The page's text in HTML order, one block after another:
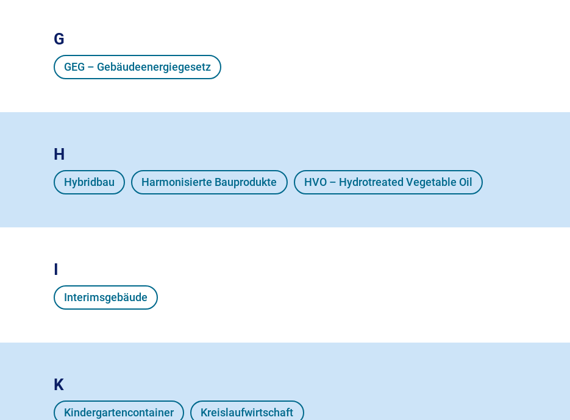
G
GEG – Gebäudeenergiegesetz
H
Hybridbau Harmonisierte Bauprodukte HVO – Hydrotreated Vegetable Oil
I
Interimsgebäude
K
Kindergartencontainer Kreislaufwirtschaft